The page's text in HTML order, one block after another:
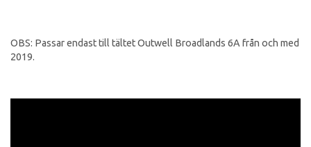
OBS: Passar endast till tältet Outwell Broadlands 6A från och med
2019.